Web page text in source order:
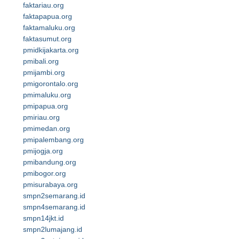
faktariau.org
faktapapua.org
faktamaluku.org
faktasumut.org
pmidkijakarta.org
pmibali.org
pmijambi.org
pmigorontalo.org
pmimaluku.org
pmipapua.org
pmiriau.org
pmimedan.org
pmipalembang.org
pmijogja.org
pmibandung.org
pmibogor.org
pmisurabaya.org
smpn2semarang.id
smpn4semarang.id
smpn14jkt.id
smpn2lumajang.id